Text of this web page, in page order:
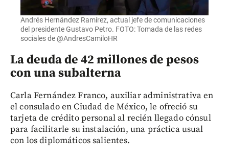
Andrés Hernández Ramírez, actual jefe de comunicaciones
del presidente Gustavo Petro. FOTO: Tomada de las redes
sociales de @AndresCamiloHR
La deuda de 42 millones de pesos
con una subalterna
Carla Fernández Franco, auxiliar administrativa en
el consulado en Ciudad de México, le ofreció su
tarjeta de crédito personal al recién llegado cónsul
para facilitarle su instalación, una práctica usual
con los diplomáticos salientes.